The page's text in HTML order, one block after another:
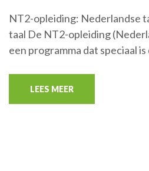
NT2-opleiding: Nederlandse
taal De NT2-opleiding
een programma dat speciaal
LEES MEER